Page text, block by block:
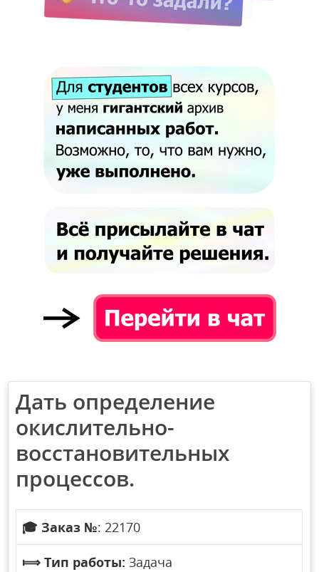
Дать определение
окислительно-
восстановительных
процессов.
🎓 Заказ №: 22170
⟾ Тип работы: Задача